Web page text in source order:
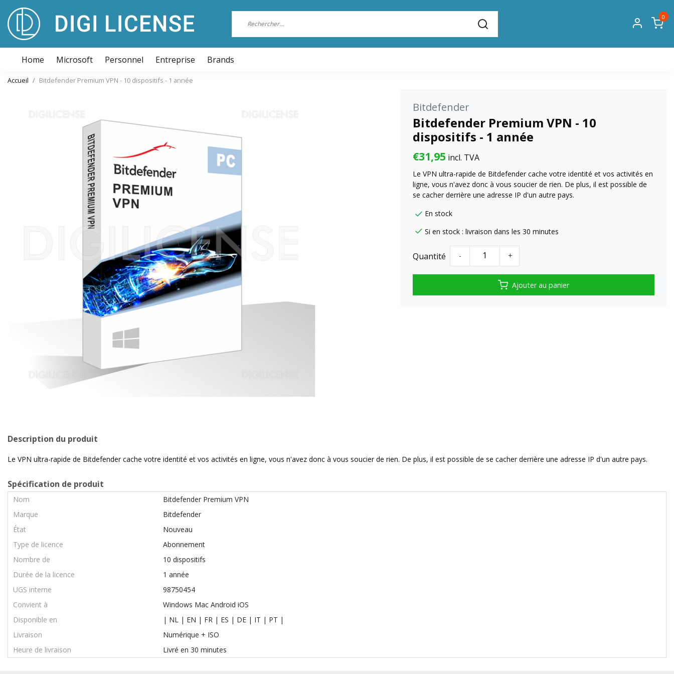
0
Home Microsoft Personnel Entreprise Brands
Accueil Bitdefender Premium VPN - 10 dispositifs - 1 année
Bitdefender
Bitdefender Premium VPN - 10
dispositifs - 1 année
€31,95 incl. TVA
Le VPN ultra-rapide de Bitdefender cache votre identité et vos activités en
ligne, vous n'avez donc à vous soucier de rien. De plus, il est possible de
se cacher derrière une adresse IP d'un autre pays.
En stock
Si en stock : livraison dans les 30 minutes
Quantité - +
Ajouter au panier
Description du produit
Le VPN ultra-rapide de Bitdefender cache votre identité et vos activités en ligne, vous n'avez donc à vous soucier de rien. De plus, il est possible de se cacher derrière une adresse IP d'un autre pays.
Spécification de produit
Nom
Bitdefender Premium VPN
Marque
Bitdefender
État
Nouveau
Type de licence
Abonnement
Nombre de
10 dispositifs
Durée de la licence
1 année
UGS interne
98750454
Convient à
Windows Mac Android iOS
Disponible en
| NL | EN | FR | ES | DE | IT | PT |
Livraison
Numérique + ISO
Heure de livraison
Livré en 30 minutes